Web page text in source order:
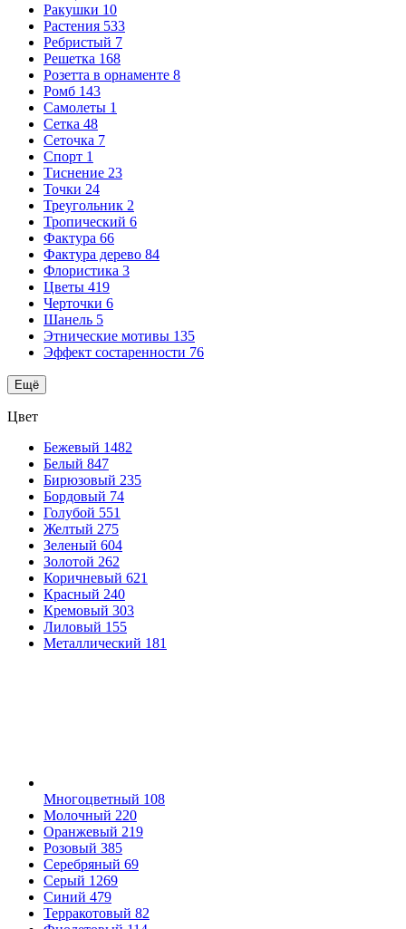
Ракушки 10
Растения 533
Ребристый 7
Решетка 168
Розетта в орнаменте 8
Ромб 143
Самолеты 1
Сетка 48
Сеточка 7
Спорт 1
Тиснение 23
Точки 24
Треугольник 2
Тропический 6
Фактура 66
Фактура дерево 84
Флористика 3
Цветы 419
Черточки 6
Шанель 5
Этнические мотивы 135
Эффект состаренности 76
Ещё
Цвет
Бежевый 1482
Белый 847
Бирюзовый 235
Бордовый 74
Голубой 551
Желтый 275
Зеленый 604
Золотой 262
Коричневый 621
Красный 240
Кремовый 303
Лиловый 155
Металлический 181
Многоцветный 108
Молочный 220
Оранжевый 219
Розовый 385
Серебряный 69
Серый 1269
Синий 479
Терракотовый 82